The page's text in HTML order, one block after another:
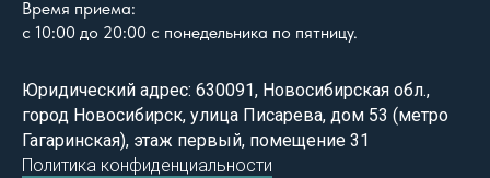
Время приема:
с 10:00 до 20:00 с понедельника по пятницу.
Юридический адрес: 630091, Новосибирская обл.,
город Новосибирск, улица Писарева, дом 53 (метро
Гагаринская), этаж первый, помещение 31
Политика конфиденциальности